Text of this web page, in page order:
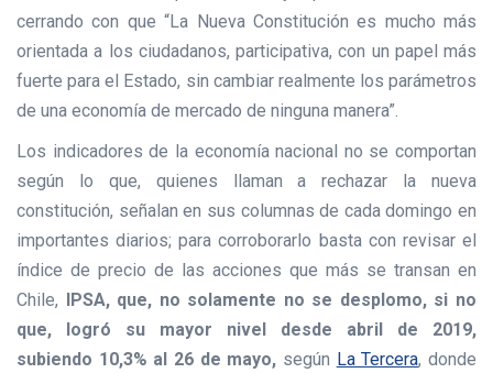
cerrando con que “La Nueva Constitución es mucho más
orientada a los ciudadanos, participativa, con un papel más
fuerte para el Estado, sin cambiar realmente los parámetros
de una economía de mercado de ninguna manera”.
Los indicadores de la economía nacional no se comportan
según lo que, quienes llaman a rechazar la nueva
constitución, señalan en sus columnas de cada domingo en
importantes diarios; para corroborarlo basta con revisar el
índice de precio de las acciones que más se transan en
Chile, IPSA, que, no solamente no se desplomo, si no
que, logró su mayor nivel desde abril de 2019,
subiendo 10,3% al 26 de mayo, según La Tercera, donde